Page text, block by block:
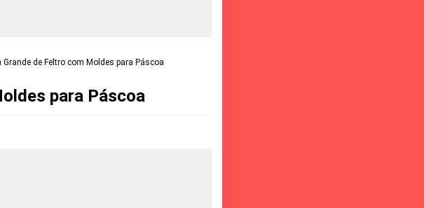
Grande de Feltro com Moldes para Páscoa
para Páscoa